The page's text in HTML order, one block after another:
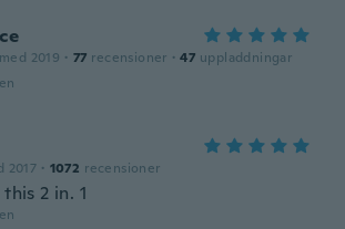
2019 · 77 recensioner · 47 uppladdningar
2017 · 1072 recensioner
2 in. 1